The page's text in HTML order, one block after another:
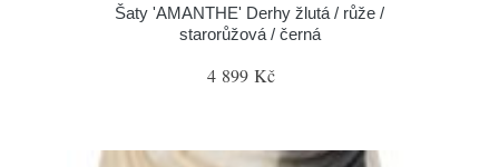
Šaty 'AMANTHE' Derhy žlutá / růže /
starorůžová / černá
4 899 Kč